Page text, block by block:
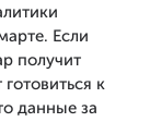
Если
получит
к
данные за